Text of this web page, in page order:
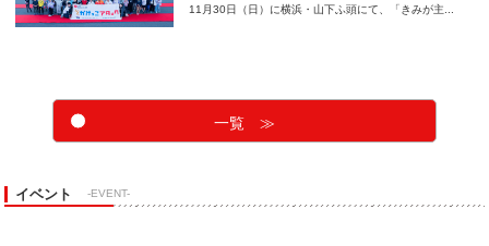
11月30日（日）に横浜・山下ふ頭にて、「きみが主...
一覧 ≫
イベント -EVENT-